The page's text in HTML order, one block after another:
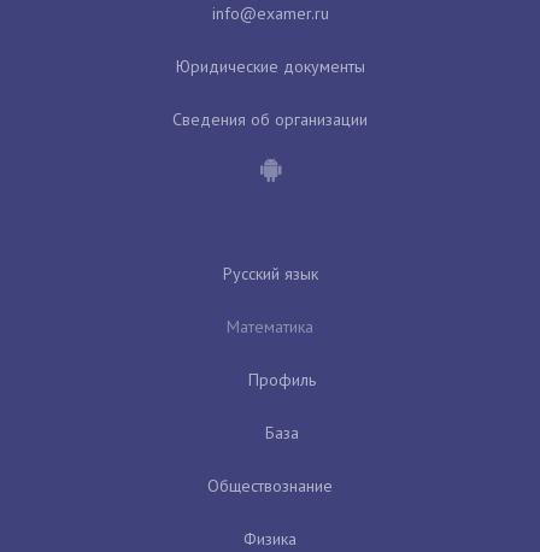
Юридические документы
Сведения об организации
Русский язык
Математика
Профиль
База
Обществознание
Физика